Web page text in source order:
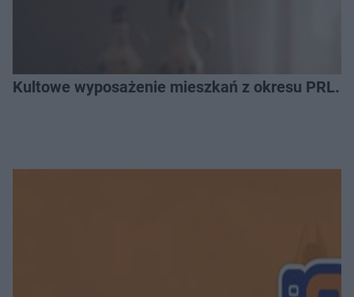
Kultowe wyposażenie mieszkań z okresu PRL.